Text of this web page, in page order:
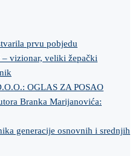
prvu pobjedu
vizionar, veliki žepački
OGLAS ZA POSAO
Branka Marijanovića:
generacije osnovnih i srednjih